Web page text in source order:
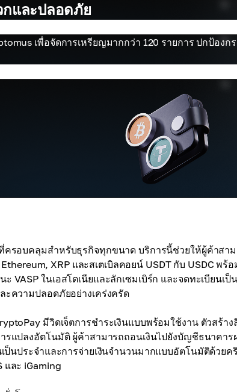
และปลอดภัย
เพื่อจัดการเหรียญมากกว่า 120 รายการ ปกป้องก
รอบคลุมสำหรับธุรกิจทุกขนาด บริการนี้ช่วยให้ผู้ค้าสาม
XRP และสเตเบิลคอยน์ USDT กับ USDC พร้
VASP ในเอสโตเนียและลักเซมเบิร์ก และจดทะเบียนเ
ะความปลอดภัยอย่างเคร่งครัด
มีวิดเจ็ตการชำระเงินแบบพร้อมใช้งาน ตัวสร้า
รแปลงอัตโนมัติ ผู้ค้าสามารถถอนเงินไปยังบัญชีธนาคา
เป็นประจำและการจ่ายเงินจำนวนมากแบบอัตโนมัติด้วย
และ iGaming